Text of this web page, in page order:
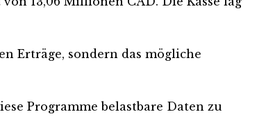
Erträge, sondern das mögliche
Programme belastbare Daten zu